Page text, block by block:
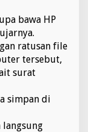
a
i
n
g
bawa HP
ratusan file
tersebut,
surat
simpan di
langsung